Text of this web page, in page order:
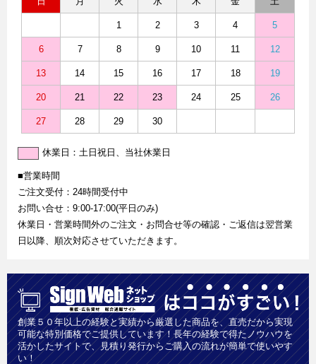
1 2 3 4 5
6 7 8 9 10 11 12
13 14 15 16 17 18 19
20 21 22 23 24 25 26
27 28 29 30
休業日：土日祝日、当社休業日
■営業時間
ご注文受付：24時間受付中
お問い合せ：9:00-17:00(平日のみ)
休業日・営業時間外のご注文・お問合せ等の確認・ご返信は翌営業
日以降、順次対応させていただきます。
創業５０年以上の経験と実績から厳選した商品を、直売だから実現
可能な特別価格でご提供しています！長年の経験で得たノウハウを
活かしたサイトで、見積り発行からご購入の流れが簡単で使いやす
い！